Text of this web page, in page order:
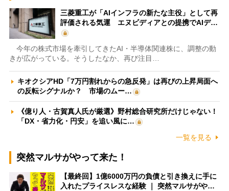
三菱重工が「AIインフラの新たな主役」として再
評価される気運 エヌビディアとの提携でAIデ…
今年の株式市場を牽引してきたAI・半導体関連株に、調整の動
きが広がっている。そうしたなか、再び注目…
キオクシアHD「7万円割れからの急反発」は再びの上昇局面へ
の反転シグナルか？ 市場のムー…
《億り人・古賀真人氏が厳選》野村総合研究所だけじゃない！
「DX・省力化・円安」を追い風に…
一覧を見る
突然マルサがやって来た！
【最終回】1億6000万円の負債と引き換えに手に
入れたプライスレスな経験 ｜ 突然マルサがや…